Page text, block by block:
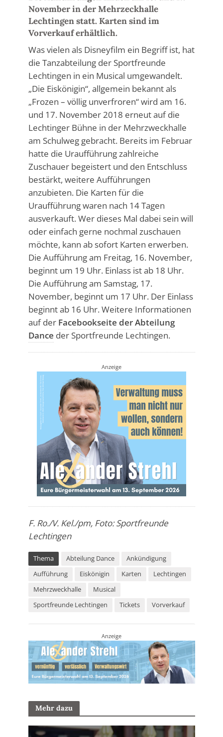
November in der Mehrzeckhalle
Lechtingen statt. Karten sind im
Vorverkauf erhältlich.
Was vielen als Disneyfilm ein Begriff ist, hat
die Tanzabteilung der Sportfreunde
Lechtingen in ein Musical umgewandelt.
„Die Eiskönigin“, allgemein bekannt als
„Frozen – völlig unverfroren“ wird am 16.
und 17. November 2018 erneut auf die
Lechtinger Bühne in der Mehrzweckhalle
am Schulweg gebracht. Bereits im Februar
hatte die Uraufführung zahlreiche
Zuschauer begeistert und den Entschluss
bestärkt, weitere Aufführungen
anzubieten. Die Karten für die
Uraufführung waren nach 14 Tagen
ausverkauft. Wer dieses Mal dabei sein will
oder einfach gerne nochmal zuschauen
möchte, kann ab sofort Karten erwerben.
Die Aufführung am Freitag, 16. November,
beginnt um 19 Uhr. Einlass ist ab 18 Uhr.
Die Aufführung am Samstag, 17.
November, beginnt um 17 Uhr. Der Einlass
beginnt ab 16 Uhr. Weitere Informationen
auf der Facebookseite der Abteilung
Dance der Sportfreunde Lechtingen.
Anzeige
F. Ro./V. Kel./pm, Foto: Sportfreunde
Lechtingen
Thema Abteilung Dance
Ankündigung
Aufführung
Eiskönigin Karten
Lechtingen
Mehrzweckhalle
Musical
Sportfreunde Lechtingen
Tickets Vorverkauf
Anzeige
Mehr dazu